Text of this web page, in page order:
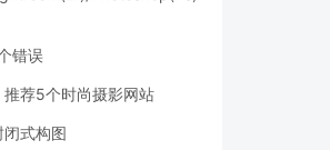
错误
荐5个时尚摄影网站
式构图